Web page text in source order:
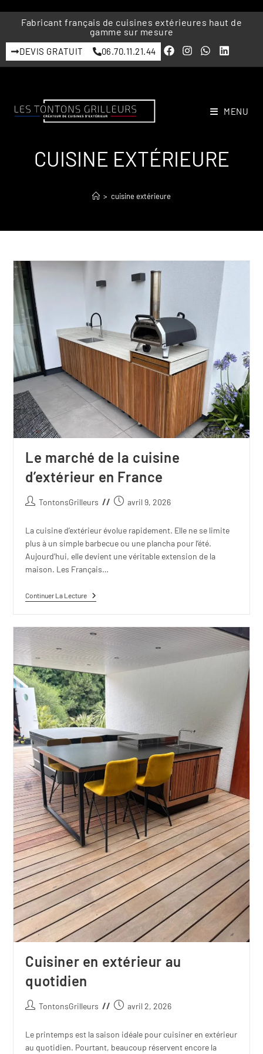
Fabricant français de cuisines extérieures haut de
gamme sur mesure
DEVIS GRATUIT 06.70.11.21.44
MENU
CUISINE EXTÉRIEURE
> cuisine extérieure
Le marché de la cuisine
d’extérieur en France
TontonsGrilleurs avril 9, 2026
La cuisine d’extérieur évolue rapidement. Elle ne se limite
plus à un simple barbecue ou une plancha pour l’été.
Aujourd’hui, elle devient une véritable extension de la
maison. Les Français…
Continuer La Lecture
Cuisiner en extérieur au
quotidien
TontonsGrilleurs avril 2, 2026
Le printemps est la saison idéale pour cuisiner en extérieur
au quotidien. Pourtant, beaucoup réservent encore la